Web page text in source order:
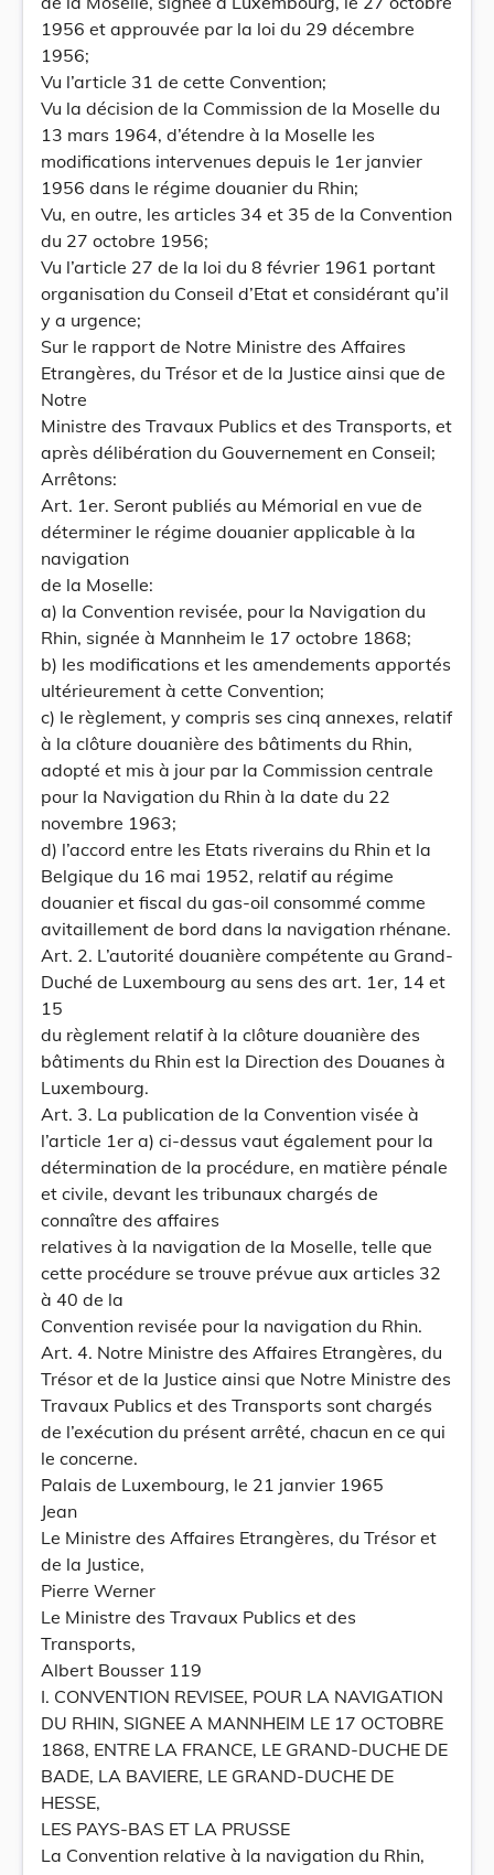
1956 et approuvée par la loi du 29 décembre
1956;
Vu l’article 31 de cette Convention;
Vu la décision de la Commission de la Moselle du
13 mars 1964, d’étendre à la Moselle les
modifications intervenues depuis le 1er janvier
1956 dans le régime douanier du Rhin;
Vu, en outre, les articles 34 et 35 de la Convention
du 27 octobre 1956;
Vu l’article 27 de la loi du 8 février 1961 portant
organisation du Conseil d’Etat et considérant qu’il
y a urgence;
Sur le rapport de Notre Ministre des Affaires
Etrangères, du Trésor et de la Justice ainsi que de
Notre
Ministre des Travaux Publics et des Transports, et
après délibération du Gouvernement en Conseil;
Arrêtons:
Art. 1er. Seront publiés au Mémorial en vue de
déterminer le régime douanier applicable à la
navigation
de la Moselle:
a) la Convention revisée, pour la Navigation du
Rhin, signée à Mannheim le 17 octobre 1868;
b) les modifications et les amendements apportés
ultérieurement à cette Convention;
c) le règlement, y compris ses cinq annexes, relatif
à la clôture douanière des bâtiments du Rhin,
adopté et mis à jour par la Commission centrale
pour la Navigation du Rhin à la date du 22
novembre 1963;
d) l’accord entre les Etats riverains du Rhin et la
Belgique du 16 mai 1952, relatif au régime
douanier et fiscal du gas-oil consommé comme
avitaillement de bord dans la navigation rhénane.
Art. 2. L’autorité douanière compétente au Grand-
Duché de Luxembourg au sens des art. 1er, 14 et
15
du règlement relatif à la clôture douanière des
bâtiments du Rhin est la Direction des Douanes à
Luxembourg.
Art. 3. La publication de la Convention visée à
l’article 1er a) ci-dessus vaut également pour la
détermination de la procédure, en matière pénale
et civile, devant les tribunaux chargés de
connaître des affaires
relatives à la navigation de la Moselle, telle que
cette procédure se trouve prévue aux articles 32
à 40 de la
Convention revisée pour la navigation du Rhin.
Art. 4. Notre Ministre des Affaires Etrangères, du
Trésor et de la Justice ainsi que Notre Ministre des
Travaux Publics et des Transports sont chargés
de l’exécution du présent arrêté, chacun en ce qui
le concerne.
Palais de Luxembourg, le 21 janvier 1965
Jean
Le Ministre des Affaires Etrangères, du Trésor et
de la Justice,
Pierre Werner
Le Ministre des Travaux Publics et des
Transports,
Albert Bousser 119
I. CONVENTION REVISEE, POUR LA NAVIGATION
DU RHIN, SIGNEE A MANNHEIM LE 17 OCTOBRE
1868, ENTRE LA FRANCE, LE GRAND-DUCHE DE
BADE, LA BAVIERE, LE GRAND-DUCHE DE
HESSE,
LES PAYS-BAS ET LA PRUSSE
La Convention relative à la navigation du Rhin,